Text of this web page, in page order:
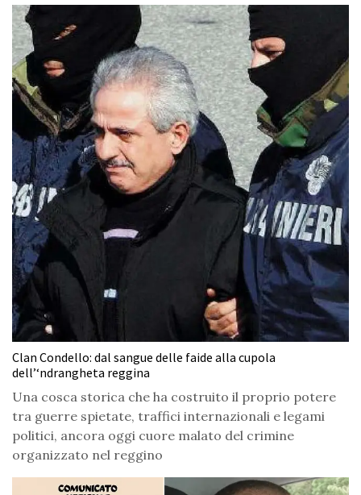
Clan Condello: dal sangue delle faide alla cupola
dell’‘ndrangheta reggina
Una cosca storica che ha costruito il proprio potere
tra guerre spietate, traffici internazionali e legami
politici, ancora oggi cuore malato del crimine
organizzato nel reggino